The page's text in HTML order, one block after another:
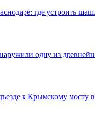
где устроить
одну из
к Крымскому мосту